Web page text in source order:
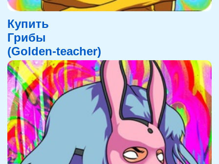
Купить
Грибы
(Golden-teacher)